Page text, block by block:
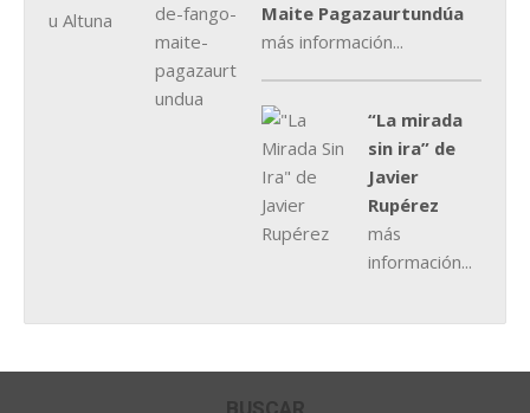
Maite Pagazaurtundúa
más información...
“La mirada
sin ira” de
Javier
Rupérez
más
información...